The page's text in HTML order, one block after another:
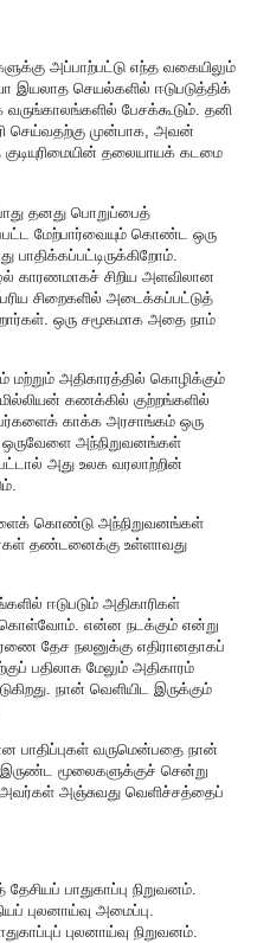
அப்பாற்பட்டு எந்த வகையிலும்
இயலாத செயல்களில் ஈடுபடுத்திக்
பேசக்கூடும். தனி
செய்வதற்கு முன்பாக, அவன்
தலையாயக் கடமை
தனது பொறுப்பைத்
மேற்பார்வையும் கொண்ட ஒரு
காரணமாகச் சிறிய அளவிலான
சிறைகளில் அடைக்கப்பட்டுத்
ஒரு சமூகமாக அதை நாம்
அதிகாரத்தில் கொழிக்கும்
கணக்கில் குற்றங்களில்
காக்க அரசாங்கம் ஒரு
ஒருவேளை அந்நிறுவனங்கள்
அது உலக வரலாற்றின்
கொண்டு அந்நிறுவனங்கள்
தண்டனைக்கு உள்ளாவது
ஈடுபடும் அதிகாரிகள்
என்ன நடக்கும் என்று
தேச நலனுக்கு எதிரானதாகப்
பதிலாக மேலும் அதிகாரம்
நான் வெளியிட இருக்கும்
வருமென்பதை நான்
மூலைகளுக்குச் சென்று
அஞ்சுவது வெளிச்சத்தைப்
பாதுகாப்பு நிறுவனம்.
புலனாய்வு அமைப்பு.
புலனாய்வு நிறுவனம்.